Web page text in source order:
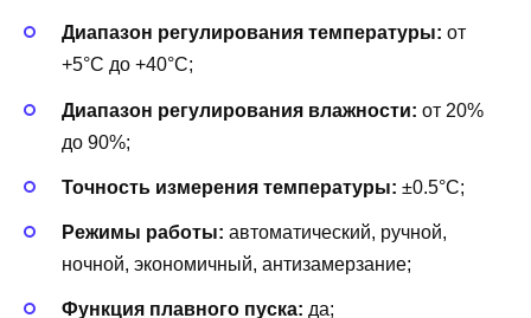
Диапазон регулирования температуры: от
+5°C до +40°C;
Диапазон регулирования влажности: от 20%
до 90%;
Точность измерения температуры: ±0.5°C;
Режимы работы: автоматический, ручной,
ночной, экономичный, антизамерзание;
Функция плавного пуска: да;